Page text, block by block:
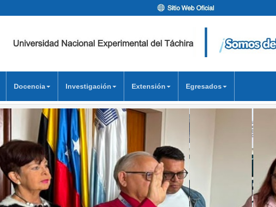
Docencia Investigación Extensión Egresados